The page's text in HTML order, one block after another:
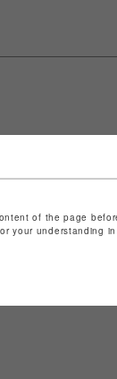
of the page
your understanding in